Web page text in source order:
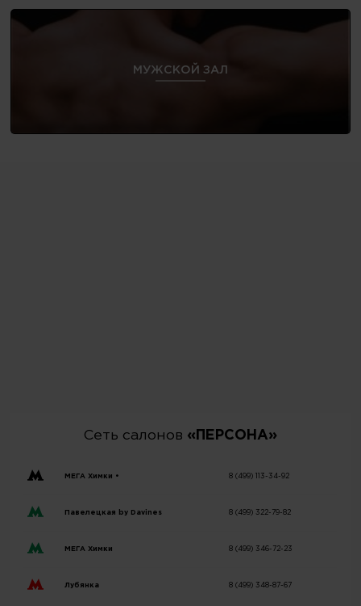
МУЖСКОЙ ЗАЛ
Сеть салонов «ПЕРСОНА»
МЕГА Химки • 8 (499) 113-34-92
Павелецкая by Davines 8 (499) 322-79-82
МЕГА Химки 8 (499) 346-72-23
Лубянка 8 (499) 348-87-67